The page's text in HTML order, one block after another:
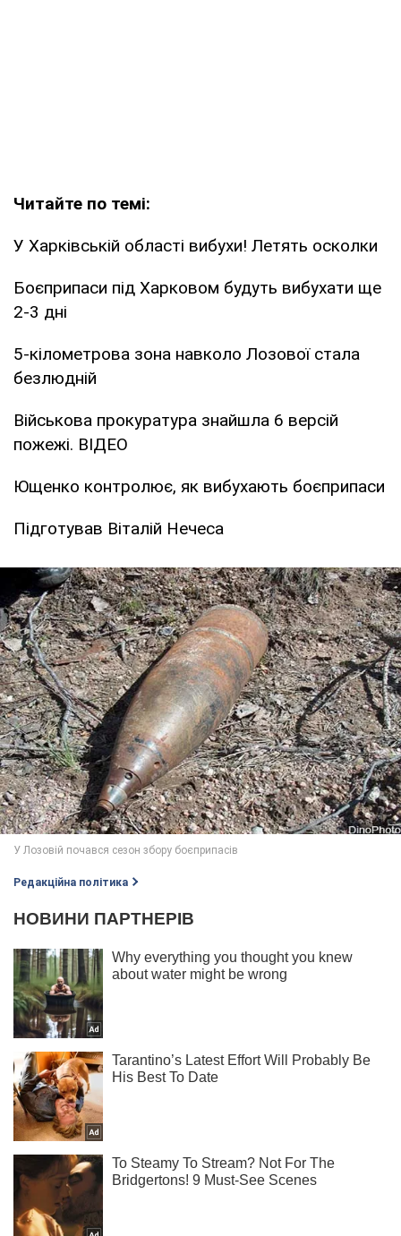
Читайте по темі:
У Харківській області вибухи! Летять осколки
Боєприпаси під Харковом будуть вибухати ще
2-3 дні
5-кілометрова зона навколо Лозової стала
безлюдній
Військова прокуратура знайшла 6 версій
пожежі. ВІДЕО
Ющенко контролює, як вибухають боєприпаси
Підготував Віталій Нечеса
Редакційна політика